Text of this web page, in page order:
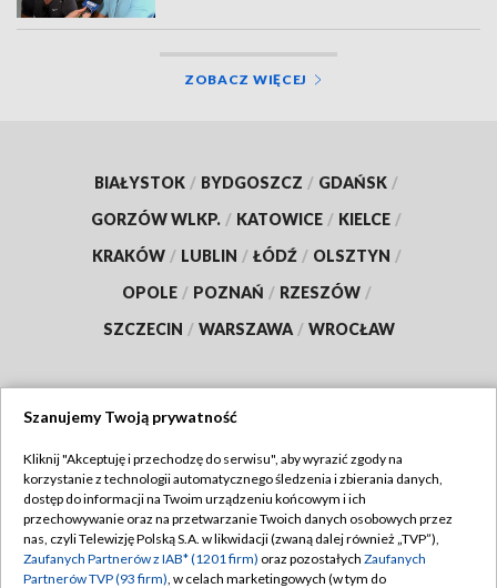
ZOBACZ WIĘCEJ
BIAŁYSTOK / BYDGOSZCZ / GDAŃSK /
GORZÓW WLKP. / KATOWICE / KIELCE /
KRAKÓW / LUBLIN / ŁÓDŹ / OLSZTYN /
OPOLE / POZNAŃ / RZESZÓW /
SZCZECIN / WARSZAWA / WROCŁAW
TVP
Abonament TVP
Emisja w TVP
Regulamin TVP
Polityka prywatności
Szanujemy Twoją prywatność
Kliknij "Akceptuję i przechodzę do serwisu", aby wyrazić zgody na
korzystanie z technologii automatycznego śledzenia i zbierania danych,
dostęp do informacji na Twoim urządzeniu końcowym i ich
przechowywanie oraz na przetwarzanie Twoich danych osobowych przez
nas, czyli Telewizję Polską S.A. w likwidacji (zwaną dalej również „TVP”),
Zaufanych Partnerów z IAB* (1201 firm) oraz pozostałych Zaufanych
Partnerów TVP (93 firm), w celach marketingowych (w tym do